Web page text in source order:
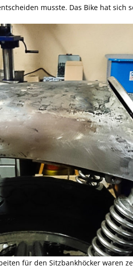
musste. Das Bike hat sich
für den Sitzbankhöcker waren